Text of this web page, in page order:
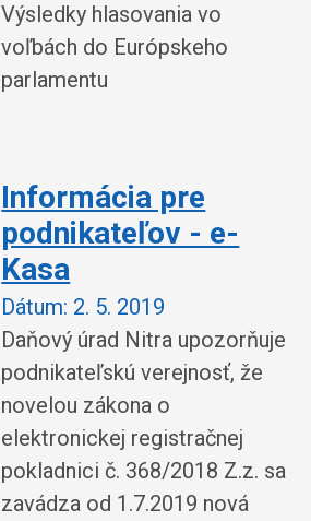
Výsledky hlasovania vo
voľbách do Európskeho
parlamentu
Informácia pre
podnikateľov - e-
Kasa
Dátum: 2. 5. 2019
Daňový úrad Nitra upozorňuje
podnikateľskú verejnosť, že
novelou zákona o
elektronickej registračnej
pokladnici č. 368/2018 Z.z. sa
zavádza od 1.7.2019 nová